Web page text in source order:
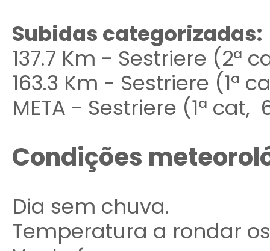
Subidas categorizadas:
137.7 Km - Sestriere (2ª
163.3 Km - Sestriere (1ª
META - Sestriere (1ª cat,
Condições
Dia sem chuva.
Temperatura a rondar